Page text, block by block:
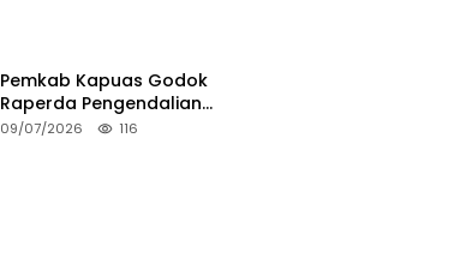
Pemkab Kapuas Godok
Raperda Pengendalian
Minuman Beralkohol Lewat FGD
09/07/2026 116